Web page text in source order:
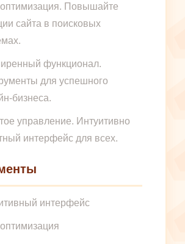
Повышайте
сайта в поисковых
функционал.
для успешного
бизнеса.
управление. Интуитивно
интерфейс для всех.
интерфейс